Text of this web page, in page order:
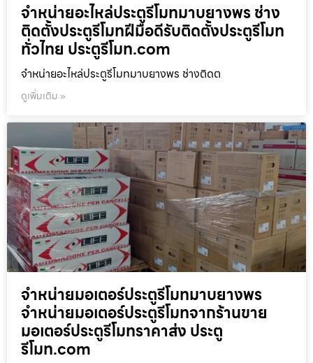
จำหน่ายอะไหล่ประตูรีโมทมาบยางพร ช่าง
ติดตั้งประตูรีโมทฝีมือดีรับติดตั้งประตูรีโมท
ทั่วไทย ประตูรีโมท.com
จำหน่ายอะไหล่ประตูรีโมทมาบยางพร ช่างติดต
ดูเพิ่มเติม »
จำหน่ายมอเตอร์ประตูรีโมทมาบยางพร
จำหน่ายมอเตอร์ประตูรีโมทจากร้านขาย
มอเตอร์ประตูรีโมทราคาส่ง ประตู
รีโมท.com